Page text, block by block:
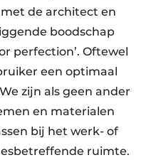
de architect en
boodschap
perfection’. Oftewel
een optimaal
zijn als geen ander
en materialen
bij het werk- of
ruimte.